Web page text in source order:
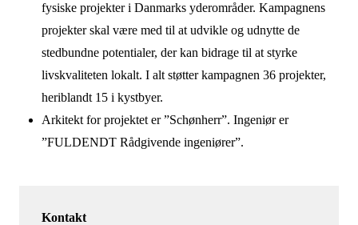
fysiske projekter i Danmarks yderområder. Kampagnens
projekter skal være med til at udvikle og udnytte de
stedbundne potentialer, der kan bidrage til at styrke
livskvaliteten lokalt. I alt støtter kampagnen 36 projekter,
heriblandt 15 i kystbyer.
Arkitekt for projektet er ”Schønherr”. Ingeniør er
”FULDENDT Rådgivende ingeniører”.
Kontakt